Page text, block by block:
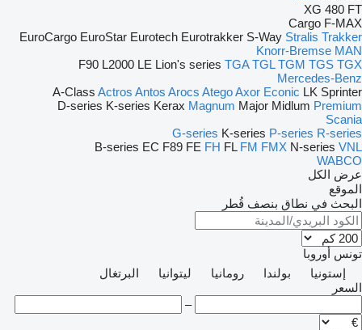
XG 480 FT
Cargo F-MAX
EuroCargo EuroStar Eurotech Eurotrakker S-Way Stralis Trakker
Knorr-Bremse MAN
F90 L2000 LE Lion's series TGA TGL TGM TGS TGX
Mercedes-Benz
A-Class Actros Antos Arocs AtegoAxor Econic LK Sprinter
D-series K-series Kerax Magnum Major Midlum Premium
Scania
G-series K-series P-series R-series
B-series EC F89 FE FH FL FM FMX N-series VNL
WABCO
عرض الكل
الموقع
البحث في نطاق بنصف قُطر
تونس أوروبا
إستونيا
بولندا رومانيا ليتوانيا
البرتغال
السعر
–